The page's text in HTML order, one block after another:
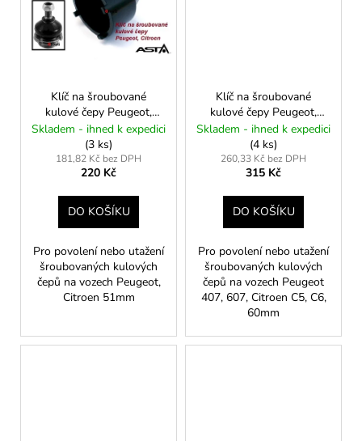
Klíč na šroubované
kulové čepy Peugeot,
Citroen 51mm
Skladem - ihned k expedici
(3 ks)
181,82 Kč bez DPH
220 Kč
DO KOŠÍKU
Pro povolení nebo utažení
šroubovaných kulových
čepů na vozech Peugeot,
Citroen 51mm
Klíč na šroubované
kulové čepy Peugeot,
Citroen 60mm
Skladem - ihned k expedici
(4 ks)
260,33 Kč bez DPH
315 Kč
DO KOŠÍKU
Pro povolení nebo utažení
šroubovaných kulových
čepů na vozech Peugeot
407, 607, Citroen C5, C6,
60mm